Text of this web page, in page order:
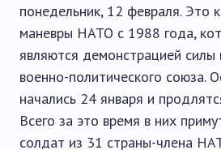
понедельник, 12 февраля. Это
маневры НАТО с 1988 года,
являются демонстрацией
военно-политического союза.
начались 24 января и
Всего за это время в них
солдат из 31 страны-члена